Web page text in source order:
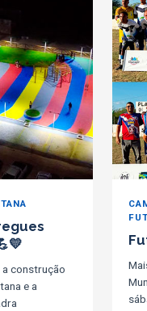
a construção
e a